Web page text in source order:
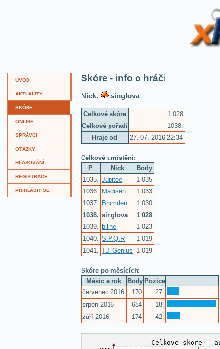
ÚVOD
AKTUALITY
SKÓRE
ONLINE
SPRÁVCI
OTÁZKY
HLASOVÁNÍ
REGISTRACE
PŘIHLÁSIT SE
Skóre - info o hráči
Nick: singlova
Celkové skóre
1 028
Celkové pořadí
1038.
Hraje od
27. 07. 2016 22:34
Celkové umístění:
P
Nick
Body
1035.
Jupitee
1 035
1036.
Madisen
1 033
1037.
Bromden
1 030
1038. singlova
1 028
1039.
biline
1 023
1040.
S.P.Q.R
1 019
1041.
TJ_Genius 1 019
Skóre po měsících:
Měsíc a rok
Body Pozice
červenec 2016
170
27.
srpen 2016
684
18.
září 2016
174 42.